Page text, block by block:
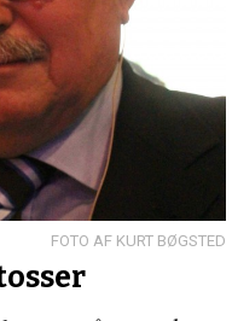
KURT BØGSTED